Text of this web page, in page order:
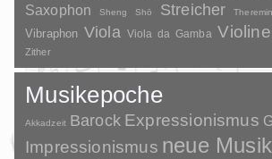
Saxophon Sheng Shō Streicher Theremin
Vibraphon Viola Viola da Gamba Violine
Zither
Musikepoche
Akkadzeit Barock Expressionismus
Impressionismus neue Musik